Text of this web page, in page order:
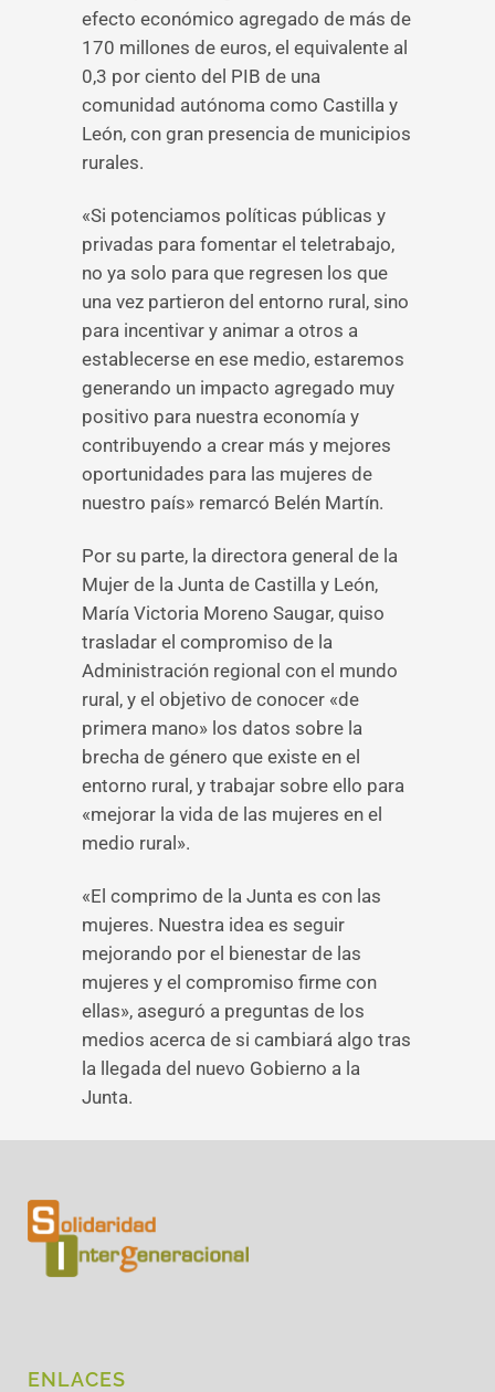
efecto económico agregado de más de
170 millones de euros, el equivalente al
0,3 por ciento del PIB de una
comunidad autónoma como Castilla y
León, con gran presencia de municipios
rurales.
«Si potenciamos políticas públicas y
privadas para fomentar el teletrabajo,
no ya solo para que regresen los que
una vez partieron del entorno rural, sino
para incentivar y animar a otros a
establecerse en ese medio, estaremos
generando un impacto agregado muy
positivo para nuestra economía y
contribuyendo a crear más y mejores
oportunidades para las mujeres de
nuestro país» remarcó Belén Martín.
Por su parte, la directora general de la
Mujer de la Junta de Castilla y León,
María Victoria Moreno Saugar, quiso
trasladar el compromiso de la
Administración regional con el mundo
rural, y el objetivo de conocer «de
primera mano» los datos sobre la
brecha de género que existe en el
entorno rural, y trabajar sobre ello para
«mejorar la vida de las mujeres en el
medio rural».
«El comprimo de la Junta es con las
mujeres. Nuestra idea es seguir
mejorando por el bienestar de las
mujeres y el compromiso firme con
ellas», aseguró a preguntas de los
medios acerca de si cambiará algo tras
la llegada del nuevo Gobierno a la
Junta.
ENLACES